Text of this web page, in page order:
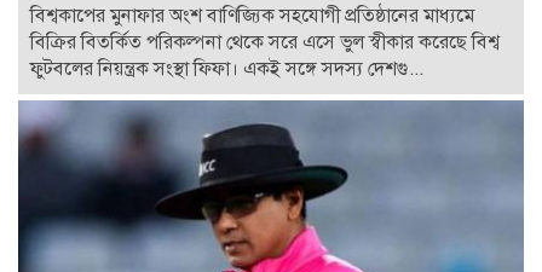
বিশ্বকাপের মুনাফার অংশ বাণিজ্যিক সহযোগী প্রতিষ্ঠানের মাধ্যমে
বিক্রির বিতর্কিত পরিকল্পনা থেকে সরে এসে ভুল স্বীকার করেছে বিশ্ব
ফুটবলের নিয়ন্ত্রক সংস্থা ফিফা। একই সঙ্গে সদস্য দেশগু...